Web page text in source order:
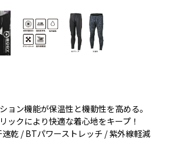
ョン機能が保温性と機動性を高める。
ックにより快適な着心地をキープ！
乾 / BTパワーストレッチ / 紫外線軽減